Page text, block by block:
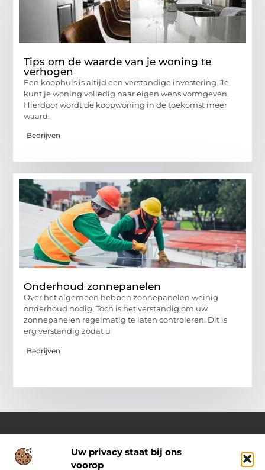
Uw privacy staat bij ons
voorop
Tips om de waarde van je woning te
verhogen
Een koophuis is altijd een verstandige investering. Je
kunt je woning volledig naar eigen wens vormgeven.
Hierdoor wordt de koopwoning in de toekomst meer
waard.
Bedrijven
Onderhoud zonnepanelen
Over het algemeen hebben zonnepanelen weinig
onderhoud nodig. Toch is het verstandig om uw
zonnepanelen regelmatig te laten controleren. Dit is
erg verstandig zodat u
Bedrijven
Over Pass4sure.nl
Jouw bron voor slimme inzichten en praktische tips